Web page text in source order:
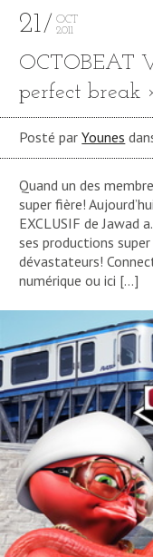
21
OCT
2011
OCTOBEAT
perfect break
Posté parYounes
Quand un des
super fière!
EXCLUSIF de Jawad
ses productions
dévastateurs!
numérique ou ici […]